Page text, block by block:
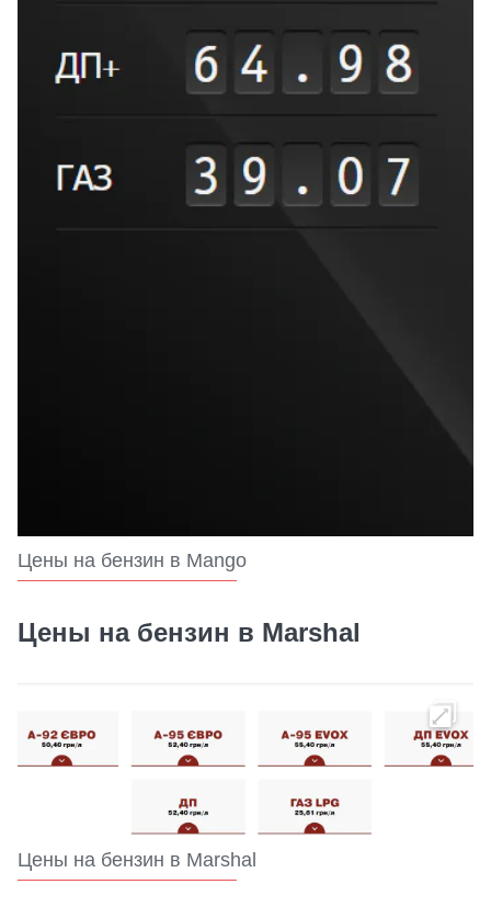
Цены на бензин в Mango
Цены на бензин в Marshal
Цены на бензин в Marshal